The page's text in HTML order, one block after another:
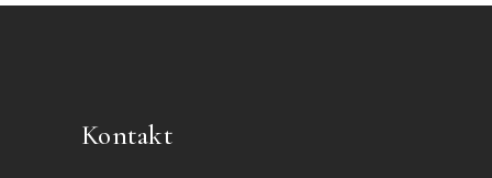
Kontakt